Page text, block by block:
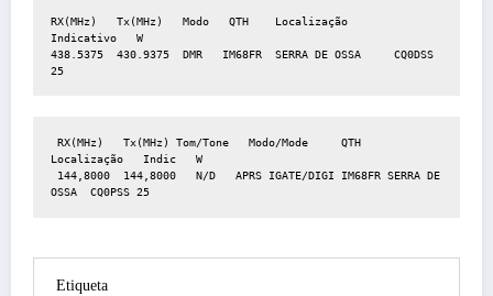
RX(MHz)   Tx(MHz)   Modo   QTH    Localização
Indicativo   W
438.5375  430.9375  DMR   IM68FR  SERRA DE OSSA     CQ0DSS
25
Localização   Indic   W
OSSA  CQ0PSS 25
Etiqueta